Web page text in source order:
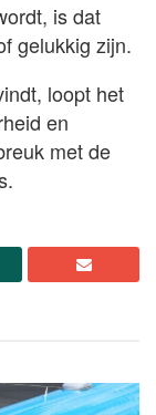
is dat
gelukkig zijn.
loopt het
en
met de